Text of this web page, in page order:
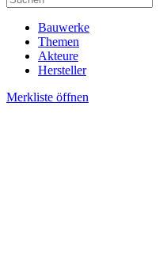
Bauwerke
Themen
Akteure
Hersteller
Merkliste öffnen